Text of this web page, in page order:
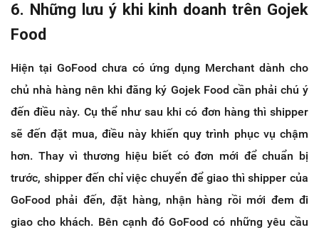
6. Những lưu ý khi kinh doanh trên Gojek
Food
Hiện tại GoFood chưa có ứng dụng Merchant dành cho
chủ nhà hàng nên khi đăng ký Gojek Food cần phải chú ý
đến điều này. Cụ thể như sau khi có đơn hàng thì shipper
sẽ đến đặt mua, điều này khiến quy trình phục vụ chậm
hơn. Thay vì thương hiệu biết có đơn mới để chuẩn bị
trước, shipper đến chỉ việc chuyển để giao thì shipper của
GoFood phải đến, đặt hàng, nhận hàng rồi mới đem đi
giao cho khách. Bên cạnh đó GoFood có những yêu cầu